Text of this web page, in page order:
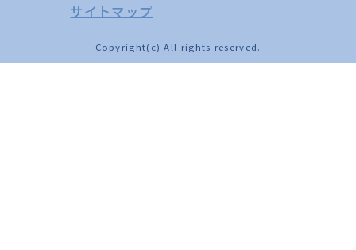
サイトマップ
Copyright(c) All rights reserved.